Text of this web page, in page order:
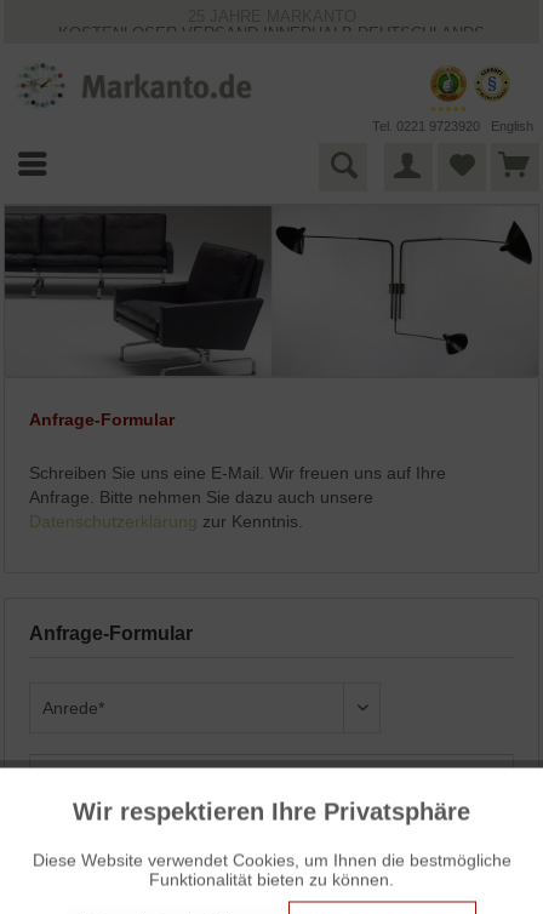
KOSTENLOSER VERSAND INNERHALB DEUTSCHLANDS
VIELFÄLTIGE ZAHLUNGSMÖGLICHKEITEN
BESTPRICE-GARANTIE
Tel. 0221 9723920 English
Anfrage-Formular
Schreiben Sie uns eine E-Mail. Wir freuen uns auf Ihre
Anfrage. Bitte nehmen Sie dazu auch unsere
Datenschutzerklärung zur Kenntnis.
Anfrage-Formular
Funktionale Aktiv
Aktiv
Wir respektieren Ihre Privatsphäre
Diese Website verwendet Cookies, um Ihnen die bestmögliche
Funktionalität bieten zu können.